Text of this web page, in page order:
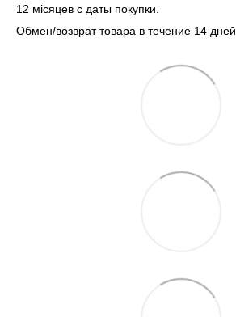
12 місяцев с даты покупки.
Обмен/возврат товара в течение 14 дней